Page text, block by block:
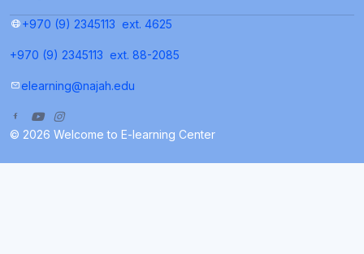
+970 (9) 2345113 ext. 4625
+970 (9) 2345113 ext. 88-2085
elearning@najah.edu
© 2026 Welcome to E-learning Center